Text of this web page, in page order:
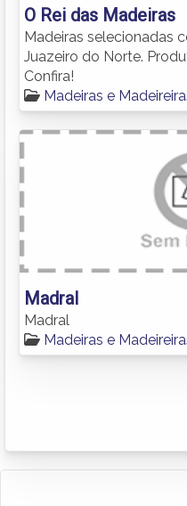
O Rei das Madeiras
Madeiras selecionadas
Juazeiro do Norte.
Confira!
Madeiras e
Madral
Madral
Madeiras e